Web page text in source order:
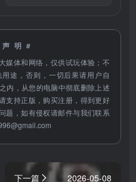
明#
媒体和网络，仅供试玩体验；不
途，否则，一切后果请用户自
内，从您的电脑中彻底删除上述
支持正版，购买注册，得到更好
题，如有侵权请邮件与我们联系
下一篇 2026-05-08